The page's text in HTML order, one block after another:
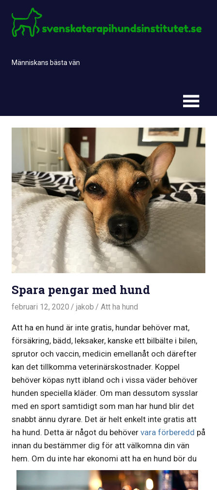
content
Människans bästa vän
Spara pengar med hund
februari 12, 2020 jakob Att ha hund
Att ha en hund är inte gratis, hundar behöver mat,
försäkring, bädd, leksaker, kanske ett bilbälte i bilen,
sprutor och vaccin, medicin emellanåt och därefter
kan det tillkomma veterinärskostnader. Koppel
behöver köpas nytt ibland och i vissa väder behöver
hunden speciella kläder. Om man dessutom sysslar
med en sport samtidigt som man har hund blir det
snabbt ännu dyrare. Det är helt enkelt inte gratis att
ha hund. Detta är något du behöver vara förberedd på
innan du bestämmer dig för att välkomna din vän
hem. Om du inte har ekonomi att ha en hund bör du